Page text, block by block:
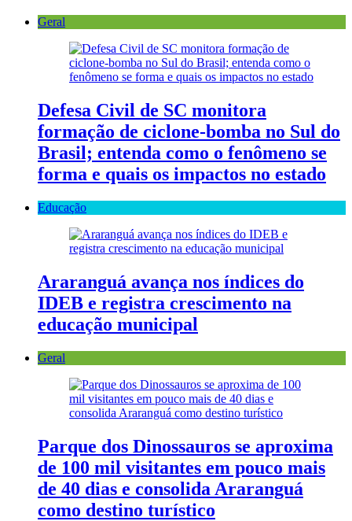
Geral
Defesa Civil de SC monitora
formação de ciclone-bomba no Sul do
Brasil; entenda como o fenômeno se
forma e quais os impactos no estado
Educação
Araranguá avança nos índices do
IDEB e registra crescimento na
educação municipal
Geral
Parque dos Dinossauros se aproxima
de 100 mil visitantes em pouco mais
de 40 dias e consolida Araranguá
como destino turístico